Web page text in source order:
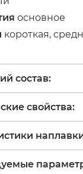
основное
короткая,
состав:
свойства: